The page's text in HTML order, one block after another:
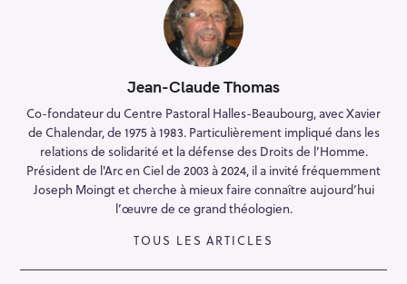
Jean-Claude Thomas
Co-fondateur du Centre Pastoral Halles-Beaubourg, avec Xavier
de Chalendar, de 1975 à 1983. Particulièrement impliqué dans les
relations de solidarité et la défense des Droits de l’Homme.
Président de l'Arc en Ciel de 2003 à 2024, il a invité fréquemment
Joseph Moingt et cherche à mieux faire connaître aujourd’hui
l’œuvre de ce grand théologien.
TOUS LES ARTICLES